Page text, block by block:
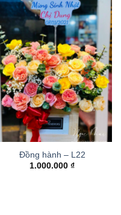
Đồng hành – L22
1.000.000 ₫